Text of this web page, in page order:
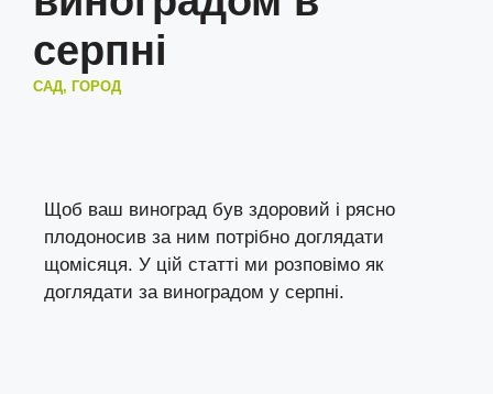
серпні
САД, ГОРОД
Щоб ваш виноград був здоровий і рясно
плодоносив за ним потрібно доглядати
щомісяця. У цій статті ми розповімо як
доглядати за виноградом у серпні.